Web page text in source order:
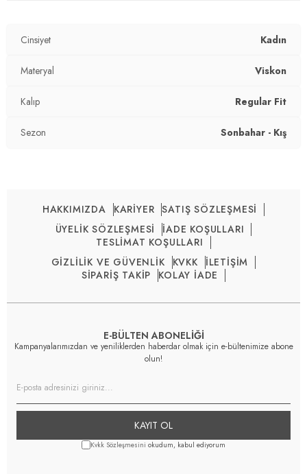
Cinsiyet Kadın
Materyal Viskon
Kalıp Regular Fit
Sezon Sonbahar - Kış
HAKKIMIZDA KARİYER SATIŞ SÖZLEŞMESİ
ÜYELİK SÖZLEŞMESİ
İADE KOŞULLARI
TESLİMAT KOŞULLARI
GİZLİLİK VE GÜVENLİK
KVKK
İLETİŞİM
SİPARİŞ TAKİP
KOLAY İADE
E-BÜLTEN ABONELİĞİ
Kampanyalarımızdan ve yeniliklerden haberdar olmak için e-bültenimize abone
olun!
KAYIT OL
Kvkk Sözleşmesini okudum, kabul ediyorum